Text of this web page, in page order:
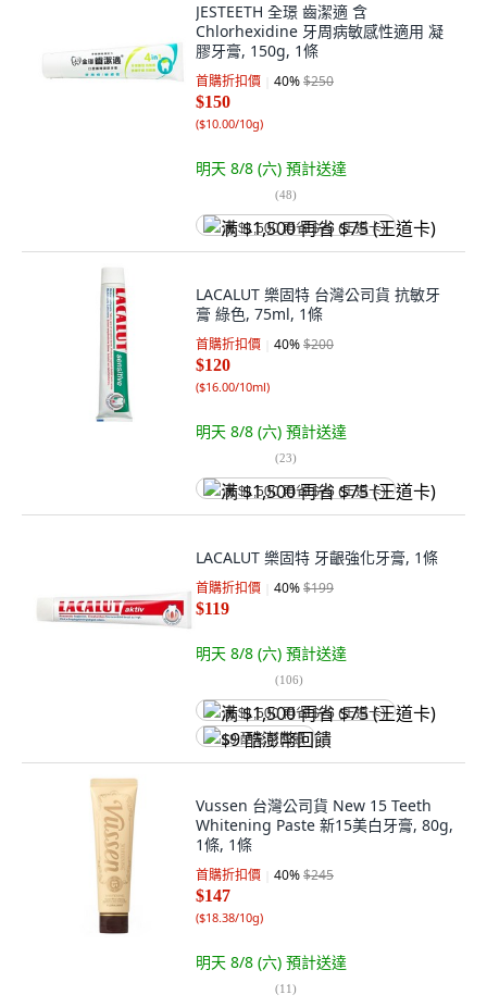
JESTEETH 全璟 齒潔適 含
Chlorhexidine 牙周病敏感性適用 凝
膠牙膏, 150g, 1條
首購折扣價 40%$250
$150
($10.00/10g)
明天 8/8 (六) 預計送達
(48)
满 $1,500 再省 $75 (王道卡)
LACALUT 樂固特 台灣公司貨 抗敏牙
膏 綠色, 75ml, 1條
首購折扣價 40%$200
$120
($16.00/10ml)
明天 8/8 (六) 預計送達
(23)
满 $1,500 再省 $75 (王道卡)
LACALUT 樂固特 牙齦強化牙膏, 1條
首購折扣價 40%$199
$119
明天 8/8 (六) 預計送達
(106)
满 $1,500 再省 $75 (王道卡)
$9 酷澎幣回饋
Vussen 台灣公司貨 New 15 Teeth
Whitening Paste 新15美白牙膏, 80g,
1條, 1條
首購折扣價 40%$245
$147
($18.38/10g)
明天 8/8 (六) 預計送達
(11)